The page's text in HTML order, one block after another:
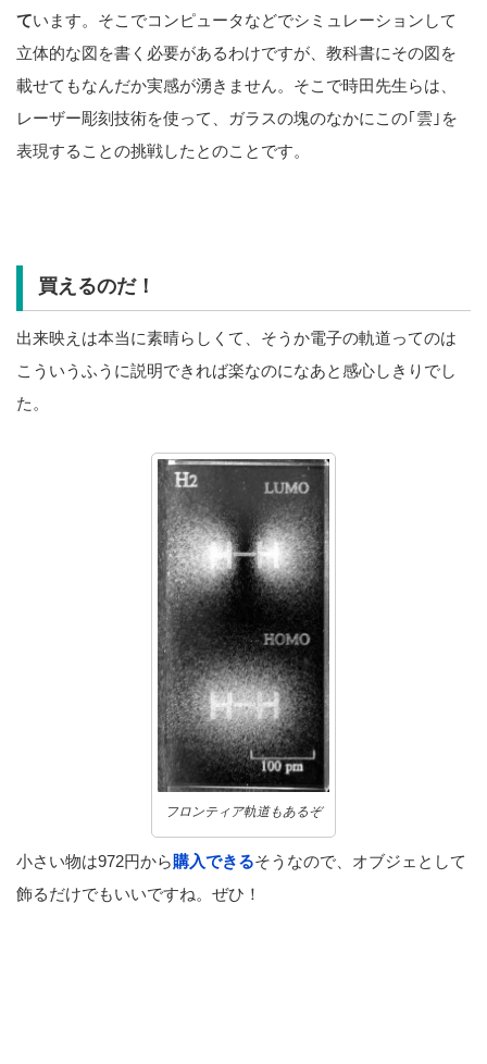
ています。そこでコンピュータなどでシミュレーションして
立体的な図を書く必要があるわけですが、教科書にその図を
載せてもなんだか実感が湧きません。そこで時田先生らは、
レーザー彫刻技術を使って、ガラスの塊のなかにこの｢雲｣を
表現することの挑戦したとのことです。
買えるのだ！
出来映えは本当に素晴らしくて、そうか電子の軌道ってのは
こういうふうに説明できれば楽なのになあと感心しきりでし
た。
フロンティア軌道もあるぞ
小さい物は972円から 購入できるそうなので、オブジェとして
飾るだけでもいいですね。ぜひ！